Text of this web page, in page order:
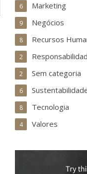
Marketing
6
Negócios
9
Recursos
8
2
Sem categoria
2
6
Tecnologia
8
Valores
4